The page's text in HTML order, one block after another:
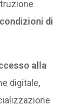
di
alla
digitale,